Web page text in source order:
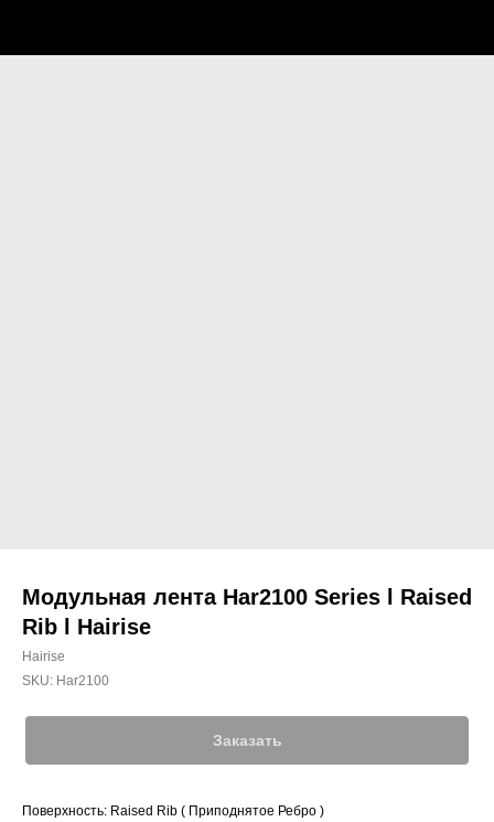
Модульная лента Har2100 Series l Raised
Rib l Hairise
Hairise
SKU: Har2100
Заказать
Поверхность: Raised Rib ( Приподнятое Ребро )